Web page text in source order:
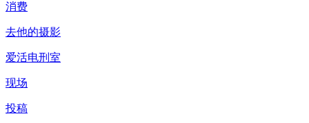
消费
去他的摄影
爱活电刑室
现场
投稿